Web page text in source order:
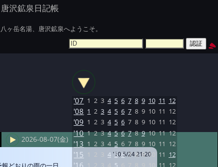
唐沢鉱泉日記帳
八ヶ岳名湯、唐沢鉱泉へようこそ。
2026-08-07(金)
'10 5/24 21:20
'07 1 2 3 4 5 6 7 8 9 10 11 12
'08 1 2 3 4 5 6 7 8 9 10 11 12
'09 1 2 3 4 5 6 7 8 9 10 11 12
'10 1 2 3 4 5 6 7 8 9 10 11 12
'13 1 2 3 4 5 6 7 8 9 10 11 12
'15 1 2 3 4 5 6 7 8 9 10 11 12
'16 1 2 3 4 5 6 7 11 12